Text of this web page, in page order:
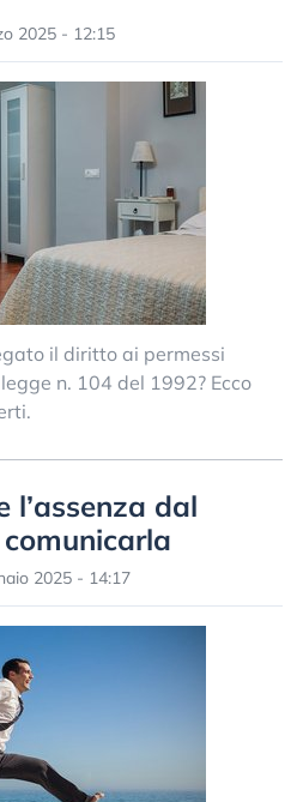
2025 - 12:15
il diritto ai permessi
n. 104 del 1992? Ecco
l’assenza dal
2025 - 14:17